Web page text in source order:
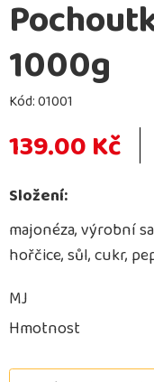
1000g
Kód:01001
139.00 Kč
Složení:
majonéza, výrobní
hořčice, sůl, cukr,
MJ
Hmotnost